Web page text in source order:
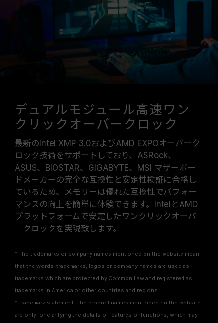
デュアルモジュール高速ワン
クリックオーバークロック
最新のIntel XMP 3.0およびAMD EXPOオーバーク
ロック技術をサポートしており、ASRock、
ASUS、BIOSTAR、GIGABYTE、MSI マザーボー
ドメーカーの完全な互換性と安定性検証に合格し
ているため、メモリーは優れた互換性でパフォー
マンスの向上を簡単に体験できます。IntelとAMD
プラットフォームで安定したワンクリックオーバ
ークロックを実現致します。
* The trademarks or company names mentioned on the website mean
that the words, trademarks, logos or company names are used as
trademarks which are protected by Common Law and registered as
trademarks in America or other countries and regions.
* Trademark statement: The product names mentioned on the website
are only for clarifying the details of features or functions, which may